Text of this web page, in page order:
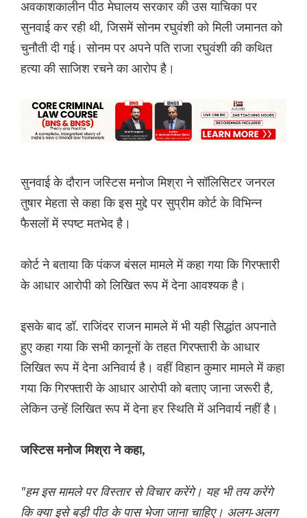
अवकाशकालीन पीठ मेघालय सरकार की उस याचिका पर
सुनवाई कर रही थी, जिसमें सोनम रघुवंशी को मिली जमानत को
चुनौती दी गई। सोनम पर अपने पति राजा रघुवंशी की कथित
हत्या की साजिश रचने का आरोप है।
सुनवाई के दौरान जस्टिस मनोज मिश्रा ने सॉलिसिटर जनरल
तुषार मेहता से कहा कि इस मुद्दे पर सुप्रीम कोर्ट के विभिन्न
फैसलों में स्पष्ट मतभेद है।
कोर्ट ने बताया कि पंकज बंसल मामले में कहा गया कि गिरफ्तारी
के आधार आरोपी को लिखित रूप में देना आवश्यक है।
इसके बाद डॉ. राजिंदर राजन मामले में भी यही सिद्धांत अपनाते
हुए कहा गया कि सभी कानूनों के तहत गिरफ्तारी के आधार
लिखित रूप में देना अनिवार्य है। वहीं विहान कुमार मामले में कहा
गया कि गिरफ्तारी के आधार आरोपी को बताए जाना जरूरी है,
लेकिन उन्हें लिखित रूप में देना हर स्थिति में अनिवार्य नहीं है।
जस्टिस मनोज मिश्रा ने कहा,
"हम इस मामले पर विस्तार से विचार करेंगे। यह भी तय करेंगे
कि क्या इसे बड़ी पीठ के पास भेजा जाना चाहिए। अलग-अलग